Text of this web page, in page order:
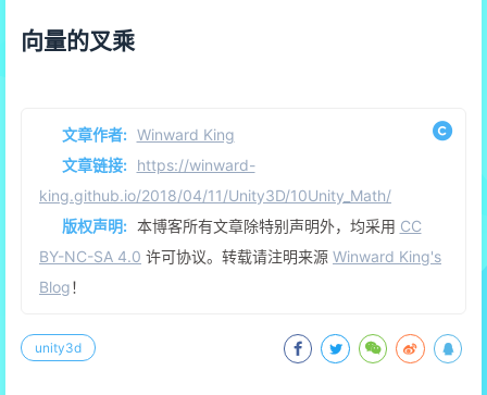
向量的叉乘
文章作者: Winward King
文章链接: https://winward-
king.github.io/2018/04/11/Unity3D/10Unity_Math/
版权声明: 本博客所有文章除特别声明外，均采用 CC
BY-NC-SA 4.0 许可协议。转载请注明来源 Winward King's
Blog！
unity3d